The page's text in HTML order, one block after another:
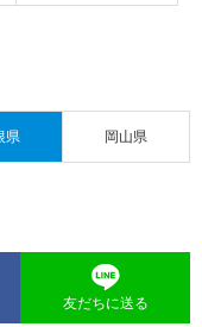
県 岡山県
友だちに送る